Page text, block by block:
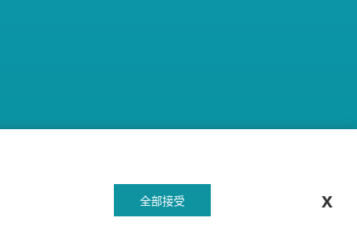
关注我们
全部接受 x